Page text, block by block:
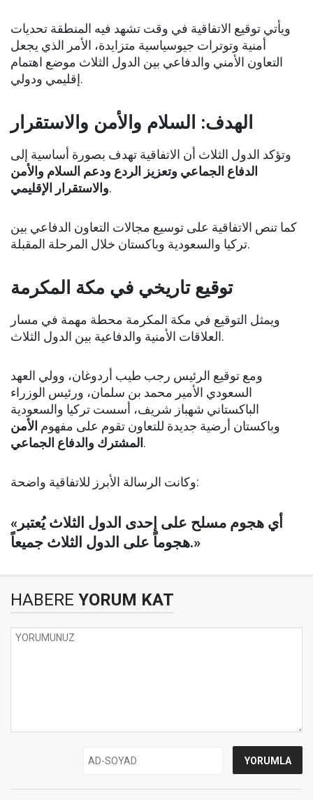
ويأتي توقيع الاتفاقية في وقت تشهد فيه المنطقة تحديات
أمنية وتوترات جيوسياسية متزايدة، الأمر الذي يجعل
التعاون الأمني والدفاعي بين الدول الثلاث موضع اهتمام
إقليمي ودولي.
الهدف: السلام والأمن والاستقرار
وتؤكد الدول الثلاث أن الاتفاقية تهدف بصورة أساسية إلى
الدفاع الجماعي وتعزيز الردع ودعم السلام والأمن
والاستقرار الإقليمي.
كما تنص الاتفاقية على توسيع مجالات التعاون الدفاعي بين
تركيا والسعودية وباكستان خلال المرحلة المقبلة.
توقيع تاريخي في مكة المكرمة
ويمثل التوقيع في مكة المكرمة محطة مهمة في مسار
العلاقات الأمنية والدفاعية بين الدول الثلاث.
ومع توقيع الرئيس رجب طيب أردوغان، وولي العهد
السعودي الأمير محمد بن سلمان، ورئيس الوزراء
الباكستاني شهباز شريف، أسست تركيا والسعودية
وباكستان أرضية جديدة للتعاون تقوم على مفهوم الأمن
المشترك والدفاع الجماعي .
وكانت الرسالة الأبرز للاتفاقية واضحة:
«أي هجوم مسلح على إحدى الدول الثلاث يُعتبر
هجوماً على الدول الثلاث جميعاً.»
HABERE YORUM KAT